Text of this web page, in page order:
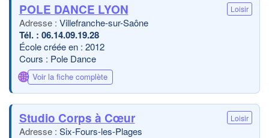
POLE DANCE LYON Loisir
Villefranche-sur-Saône
06.14.09.19.28
École créée en : 2012
Cours : Pole Dance
🌐 Voir la fiche complète
Studio Corps à Cœur Loisir
Six-Fours-les-Plages